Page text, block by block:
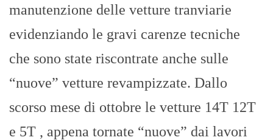
manutenzione delle vetture tranviarie
evidenziando le gravi carenze tecniche
che sono state riscontrate anche sulle
“nuove” vetture revampizzate. Dallo
scorso mese di ottobre le vetture 14T 12T
e 5T , appena tornate “nuove” dai lavori